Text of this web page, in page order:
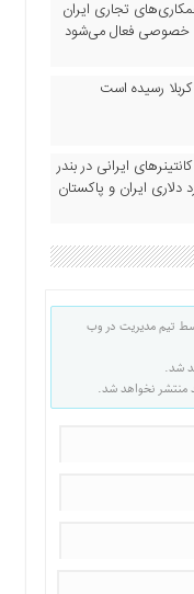
تجاری ایران
خصوصی فعال می‌شود
رسیده است
ایرانی در بندر
تیم مدیریت در وب
شد.
منتشر نخواهد شد.